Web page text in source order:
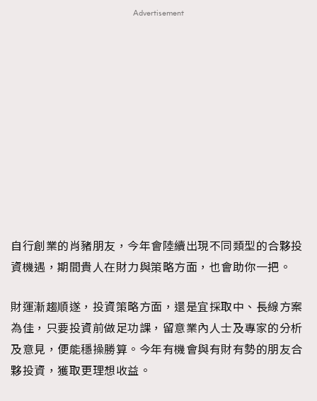
Advertisement
自行創業的肖豬朋友，今年會陸續出現不同類型的合夥投
資機遇，期間貴人在財力與策略方面，也會助你一把。
財運漸趨順遂，投資策略方面，還是宜採取中、長線方案
為佳，只要投資前做足功課，留意業內人士及專家的分析
及意見，便能穩操勝算。今年有機會與有財有勢的朋友合
夥投資，獲取更理想收益。